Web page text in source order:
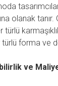
olanak
türlü
forma ve
ve